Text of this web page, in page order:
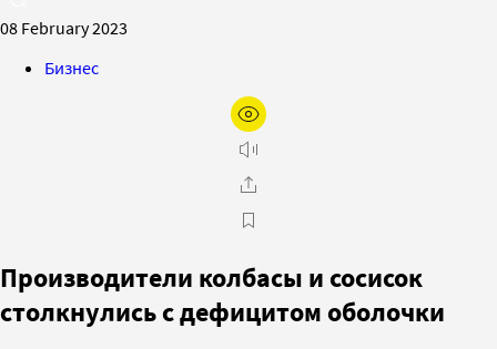
08 February 2023
Бизнес
Производители колбасы и сосисок
столкнулись с дефицитом оболочки